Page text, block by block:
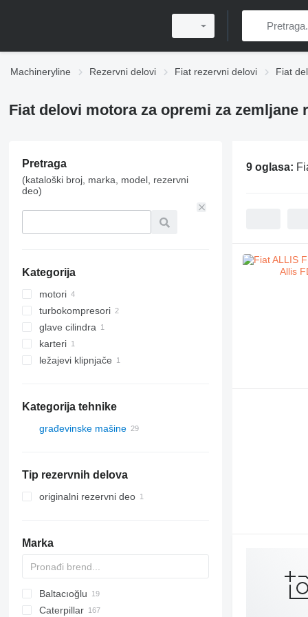
Machineryline Rezervni delovi Fiat rezervni delovi Fiat
Fiat delovi motora za opremi za zemljane
Pretraga
(kataloški broj, marka, model, rezervni
deo)
Kategorija
motori
turbokompresori
glave cilindra
karteri
ležajevi klipnjače
Kategorija tehnike
građevinske mašine
buldožeri
građevinski utovarivači
prednji utovarivači
druge građevinske mašine
Tip rezervnih delova
originalni rezervni deo
Marka
BC
Baltacıoğlu
1650
Caterpillar
9 oglasa: